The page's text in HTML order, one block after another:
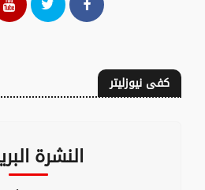
كفى نيوزليتر
النشرة